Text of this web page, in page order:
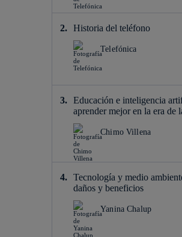
Historia del teléfono
Telefónica
Educación e inteligencia
aprender mejor en la era de
Chimo Villena
Tecnología y medio
daños y beneficios
Yanina Chalup